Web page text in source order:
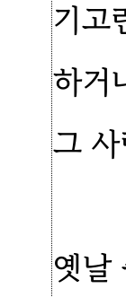
기고
하거
그
옛날